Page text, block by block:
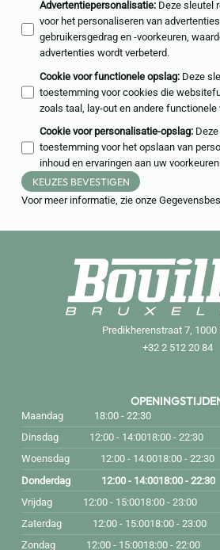
Advertentiepersonalisatie: Deze sleutel
voor het personaliseren van
gebruikersgedrag en -voorkeuren,
advertenties wordt verbeterd.
Cookie voor functionele opslag: Deze
toestemming voor cookies die
zoals taal, lay-out en andere functionele
Cookie voor personalisatie-opslag:
toestemming voor het opslaan van
inhoud en ervaringen aan uw
KEUZES BEVESTIGEN
Voor meer informatie, zie onze
Predikherenstraat 7, 1000
+32 2 512 20 84
Maandag
18:00 - 22:30
Dinsdag
12:00 - 14:0018:00 - 22:30
Woensdag
12:00 - 14:0018:00 - 22:30
Donderdag
12:00 - 14:0018:00 - 22:30
Vrijdag
12:00 - 15:0018:00 - 23:00
Zaterdag
12:00 - 15:0018:00 - 23:00
Zondag
12:00 - 15:0018:00 - 22:00